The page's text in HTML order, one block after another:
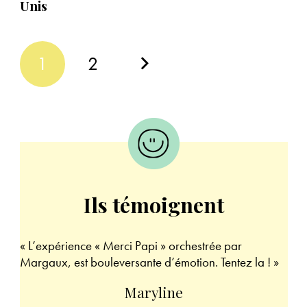
Unis
1 2
Ils témoignent
« L’expérience « Merci Papi » orchestrée par
Margaux, est bouleversante d’émotion. Tentez la ! »
Maryline